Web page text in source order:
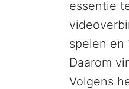
essentie
spelen en
Daarom
Volgens